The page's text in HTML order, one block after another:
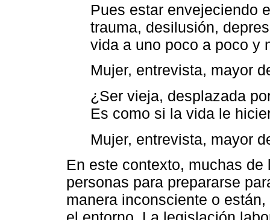
Pues estar envejeciendo
trauma, desilusión,
vida a uno poco a poco y
Mujer, entrevista, mayor
¿Ser vieja, desplazada
Es como si la vida le
Mujer, entrevista, mayor
En este contexto, muchas
personas para prepararse
manera inconsciente o